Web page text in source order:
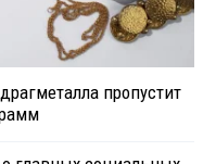
пропустит